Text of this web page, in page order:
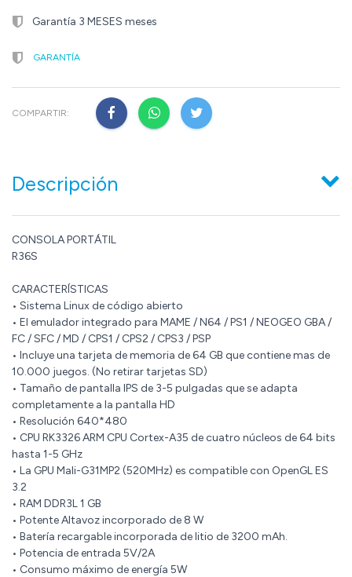
Garantía 3 MESES meses
GARANTÍA
COMPARTIR:
Descripción
CONSOLA PORTÁTIL
R36S
CARACTERÍSTICAS
• Sistema Linux de código abierto
• El emulador integrado para MAME / N64 / PS1 / NEOGEO GBA /
FC / SFC / MD / CPS1 / CPS2 / CPS3 / PSP
• Incluye una tarjeta de memoria de 64 GB que contiene mas de
10.000 juegos. (No retirar tarjetas SD)
• Tamaño de pantalla IPS de 3-5 pulgadas que se adapta
completamente a la pantalla HD
• Resolución 640*480
• CPU RK3326 ARM CPU Cortex-A35 de cuatro núcleos de 64 bits
hasta 1-5 GHz
• La GPU Mali-G31MP2 (520MHz) es compatible con OpenGL ES
3.2
• RAM DDR3L 1 GB
• Potente Altavoz incorporado de 8 W
• Batería recargable incorporada de litio de 3200 mAh.
• Potencia de entrada 5V/2A
• Consumo máximo de energía 5W